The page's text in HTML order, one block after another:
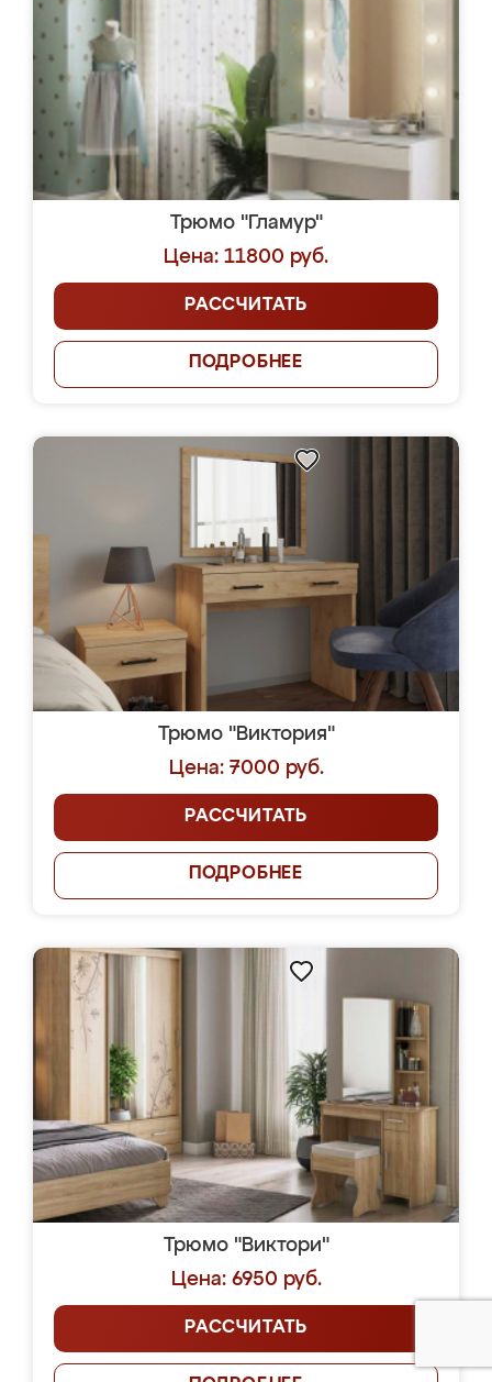
Трюмо "Гламур"
Цена: 11800 руб.
РАССЧИТАТЬ
ПОДРОБНЕЕ
Трюмо "Виктория"
Цена: 7000 руб.
РАССЧИТАТЬ
ПОДРОБНЕЕ
Трюмо "Виктори"
Цена: 6950 руб.
РАССЧИТАТЬ